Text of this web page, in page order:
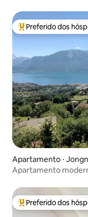
Entre os melhores
Preferido dos
Apartamento ⋅
Apartamento
Entre os melhores
Preferido dos